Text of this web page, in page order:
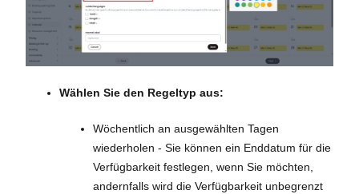
Wählen Sie den Regeltyp aus:
Wöchentlich an ausgewählten Tagen
wiederholen - Sie können ein Enddatum für die
Verfügbarkeit festlegen, wenn Sie möchten,
andernfalls wird die Verfügbarkeit unbegrenzt